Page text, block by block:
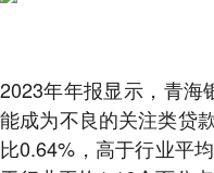
2023年年报显示，青海
能成为不良的关注类贷
比0.64%，高于行业平